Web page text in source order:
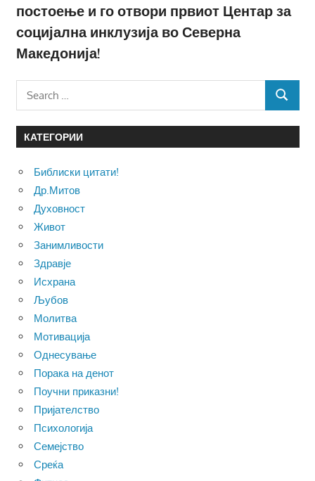
постоење и го отвори првиот Центар за
социјална инклузија во Северна
Македонија!
SEARCH
КАТЕГОРИИ
Библиски цитати!
Др.Митов
Духовност
Живот
Занимливости
Здравје
Исхрана
Љубов
Молитва
Мотивација
Однесување
Порака на денот
Поучни приказни!
Пријателство
Психологија
Семејство
Среќа